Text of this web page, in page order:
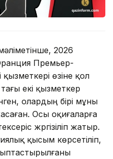
2026
Премьер-
өзіне қол
екі қызметкер
олардың бірі мұны
Осы оқиғаларға
жүргізіліп жатыр.
қысым көрсетіліп,